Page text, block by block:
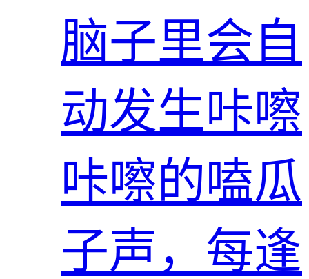
脑子里会自
动发生咔嚓
咔嚓的嗑瓜
子声，每逢